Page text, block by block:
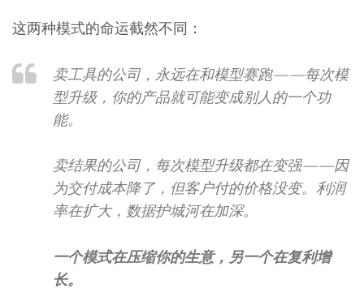
这两种模式的命运截然不同：
卖工具的公司，永远在和模型赛跑——每次模
型升级，你的产品就可能变成别人的一个功
能。
卖结果的公司，每次模型升级都在变强——因
为交付成本降了，但客户付的价格没变。利润
率在扩大，数据护城河在加深。
一个模式在压缩你的生意，另一个在复利增
长。